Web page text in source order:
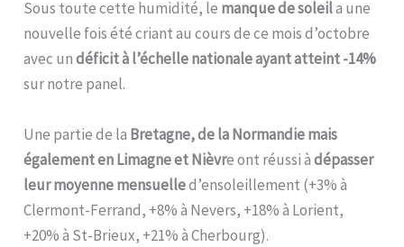
Sous toute cette humidité, le manque de soleila une
nouvelle fois été criant au cours de ce mois d’octobre
avec undéficit à l’échelle nationale ayant atteint -14%
sur notre panel.
Une partie de la Bretagne, de la Normandie mais
également en Limagne et Nièvre ont réussi àdépasser
leur moyenne mensuelled’ensoleillement (+3% à
Clermont-Ferrand, +8% à Nevers, +18% à Lorient,
+20% à St-Brieux, +21% à Cherbourg).